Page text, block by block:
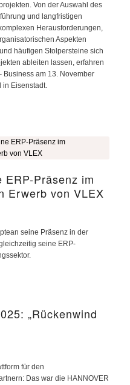
Von der Auswahl des
und langfristigen
Herausforderungen,
Aspekten
häufigen Stolpersteine sich
ableiten lassen, erfahren
Business am 13. November
in Eisenstadt.
Präsenz im
Erwerb von VLEX
seine Präsenz in der
seine ERP-
„Rückenwind
für den
Das war die HANNOVER